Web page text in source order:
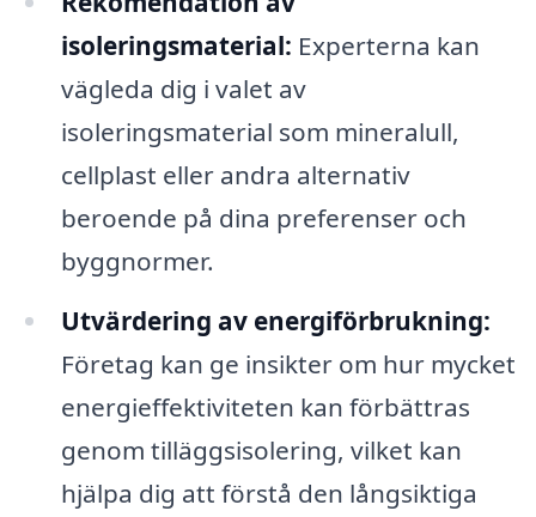
isoleringsmaterial: Experterna kan
vägleda dig i valet av
isoleringsmaterial som mineralull,
cellplast eller andra alternativ
beroende på dina preferenser och
byggnormer.
Utvärdering av energiförbrukning:
Företag kan ge insikter om hur mycket
energieffektiviteten kan förbättras
genom tilläggsisolering, vilket kan
hjälpa dig att förstå den långsiktiga